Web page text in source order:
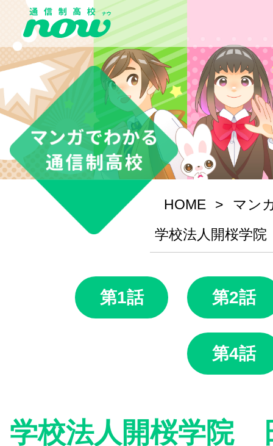
HOME
マン
学校法人開桜学
第1話 第2話
第4話
学校法人開桜学院